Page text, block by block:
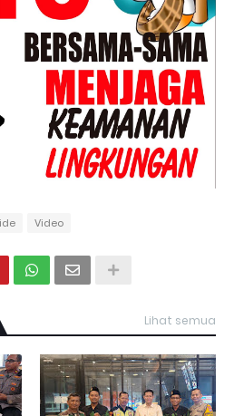
Video
Lihat semua